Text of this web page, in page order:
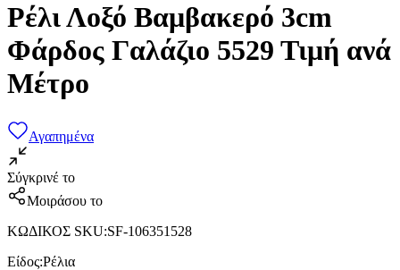
Ρέλι Λοξό Βαμβακερό 3cm
Φάρδος Γαλάζιο 5529 Τιμή ανά
Μέτρο
Αγαπημένα
Σύγκρινέ το
Μοιράσου το
ΚΩΔΙΚΟΣ SKU:SF-106351528
Είδος:Ρέλια